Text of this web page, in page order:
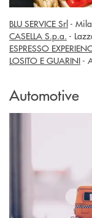
BLU SERVICE Srl-
CASELLA S.p.a. -
ESPRESSO
LOSITO E GUARINI-
Automotive